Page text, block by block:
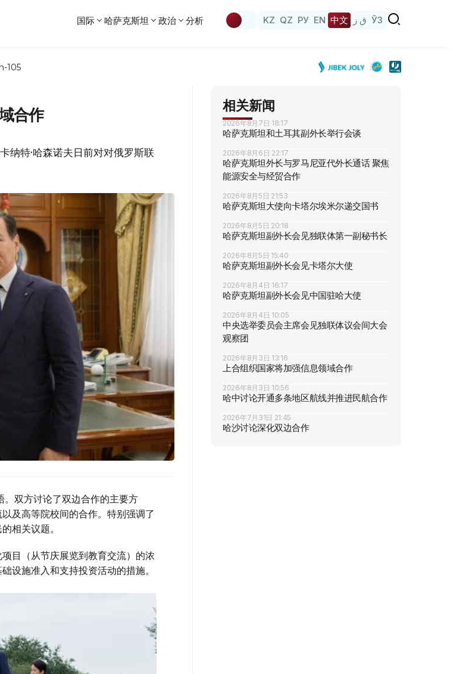
国际 哈萨克斯坦 政治 分析 KZ QZ РУ EN 中文 ق ز ЎЗ
105
合作
纳特·哈森诺夫日前对对俄罗斯联
。双方讨论了双边合作的主要方
及高等院校间的合作。特别强调了
相关议题。
目（从节庆展览到教育交流）的浓
设施准入和支持投资活动的措施。
相关新闻
2026年8月7日 18:17
哈萨克斯坦和土耳其副外长举行会谈
2026年8月6日 22:17
哈萨克斯坦外长与罗马尼亚代外长通话 聚焦
能源安全与经贸合作
2026年8月5日 21:53
哈萨克斯坦大使向卡塔尔埃米尔递交国书
2026年8月5日 20:18
哈萨克斯坦副外长会见独联体第一副秘书长
2026年8月5日 15:40
哈萨克斯坦副外长会见卡塔尔大使
2026年8月4日 16:17
哈萨克斯坦副外长会见中国驻哈大使
2026年8月4日 10:05
中央选举委员会主席会见独联体议会间大会
观察团
2026年8月3日 13:16
上合组织国家将加强信息领域合作
2026年8月3日 10:56
哈中讨论开通多条地区航线并推进民航合作
2026年7月31日 21:45
哈沙讨论深化双边合作